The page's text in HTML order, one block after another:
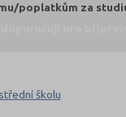
poplatkům za
školu